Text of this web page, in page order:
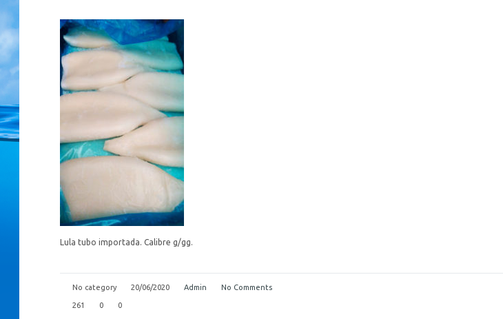
Lula tubo importada. Calibre g/gg.
No category 20/06/2020 Admin No Comments
261 0 0